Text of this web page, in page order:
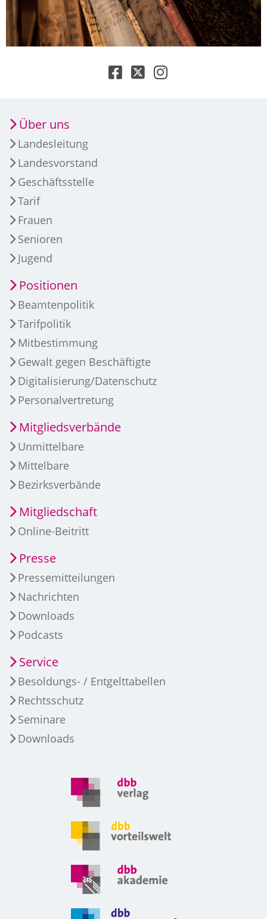
Über uns
Landesleitung
Landesvorstand
Geschäftsstelle
Tarif
Frauen
Senioren
Jugend
Positionen
Beamtenpolitik
Tarifpolitik
Mitbestimmung
Gewalt gegen Beschäftigte
Digitalisierung/Datenschutz
Personalvertretung
Mitgliedsverbände
Unmittelbare
Mittelbare
Bezirksverbände
Mitgliedschaft
Online-Beitritt
Presse
Pressemitteilungen
Nachrichten
Downloads
Podcasts
Service
Besoldungs- / Entgelttabellen
Rechtsschutz
Seminare
Downloads